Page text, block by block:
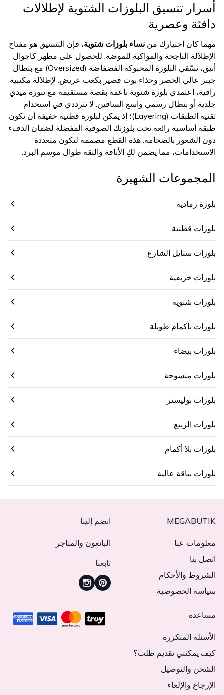
أسرار تنسيق البلوزات الشتوية لإطلالات
دافئة وعصرية
مهما كان اختيارك من نساء بلوزات شتوية، فإن التنسيق هو مفتاح
الإطلالة الناجحة والمواكبة للموضة. للحصول على مظهر كاجوال
أنيق، نسّقي البلوزة المحبوكة الفضفاضة (Oversized) مع بنطال
جينز عالي الخصر وحذاء بوت قصير بكعب عريض. لإطلالة مكتبية
راقية، اعتمدي بلوزة شتوية ناعمة بقصة مستقيمة مع تنورة ميدي
جلدية أو بنطال رسمي واسع الساقين. لا تترددي في استخدام
تقنية الطبقات (Layering)؛ إذ يمكن لبلوزة قطنية خفيفة أن تكون
طبقة أساسية رائعة تحت بلوزتك الصوفية المفضلة لضمان الدفء
دون الشعور بالضخامة. هذه القطع مصممة لتكون متعددة
الاستخدامات، مما يضمن لكِ الأناقة والثقة طوال موسم البرد.
المجموعات الشهيرة
بلوزة رمادية
بلوزات قطنية
بلوزات ستايل الشارع
بلوزات خريفية
بلوزات شتوية
بلوزات بأكمام طويلة
بلوزات بيضاء
بلوزات منسوجة
بلوزات بوليستر
بلوزات الربيع
بلوزات بلا أكمام
بلوزات بياقة عالية
MEGABUTIK
معلومات عنا
اتصل بنا
الشروط والأحكام
سياسة الخصوصية
انضم إلينا
البائعون والمتاجر
تابعنا
مساعدة
الأسئلة المتكررة
كيف يمكنني تقديم طلب؟
الشحن والتوصيل
الإرجاع والإلغاء